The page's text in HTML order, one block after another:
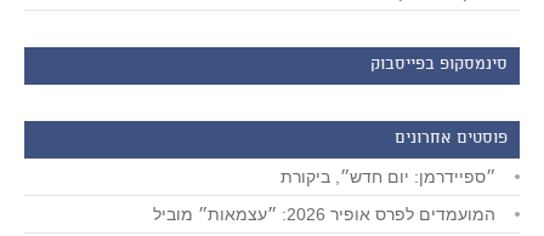
סינמסקופ בפייסבוק
פוסטים אחרונים
״ספיידרמן: יום חדש״, ביקורת
המועמדים לפרס אופיר 2026: ״עצמאות״ מוביל